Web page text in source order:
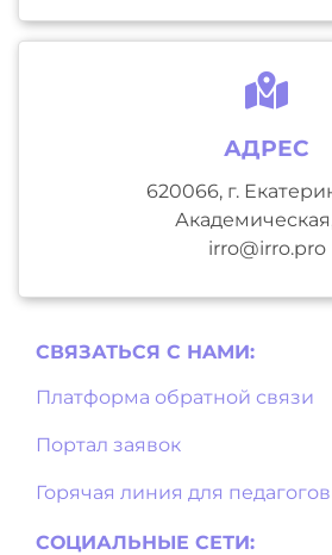
АДРЕС
620066, г.
irro@irro.pro
СВЯЗАТЬСЯ С НAМИ:
Платформа обратной связи
Портал заявок
Горячая линия для педагогов
СОЦИАЛЬНЫЕ СЕТИ: